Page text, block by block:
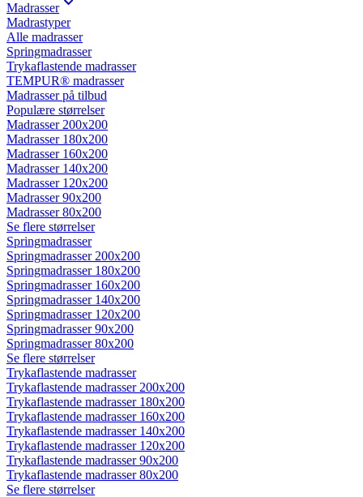
Madrasser
Madrastyper
Alle madrasser
Springmadrasser
Trykaflastende madrasser
TEMPUR® madrasser
Madrasser på tilbud
Populære størrelser
Madrasser 200x200
Madrasser 180x200
Madrasser 160x200
Madrasser 140x200
Madrasser 120x200
Madrasser 90x200
Madrasser 80x200
Se flere størrelser
Springmadrasser
Springmadrasser 200x200
Springmadrasser 180x200
Springmadrasser 160x200
Springmadrasser 140x200
Springmadrasser 120x200
Springmadrasser 90x200
Springmadrasser 80x200
Se flere størrelser
Trykaflastende madrasser
Trykaflastende madrasser 200x200
Trykaflastende madrasser 180x200
Trykaflastende madrasser 160x200
Trykaflastende madrasser 140x200
Trykaflastende madrasser 120x200
Trykaflastende madrasser 90x200
Trykaflastende madrasser 80x200
Se flere størrelser